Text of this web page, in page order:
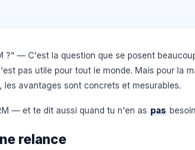
?" — C'est la question que se posent
pas utile pour tout le monde. Mais pour la
avantages sont concrets et mesurables.
— et te dit aussi quand tu n'en as pas
relance